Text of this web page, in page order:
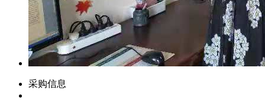
采购信息